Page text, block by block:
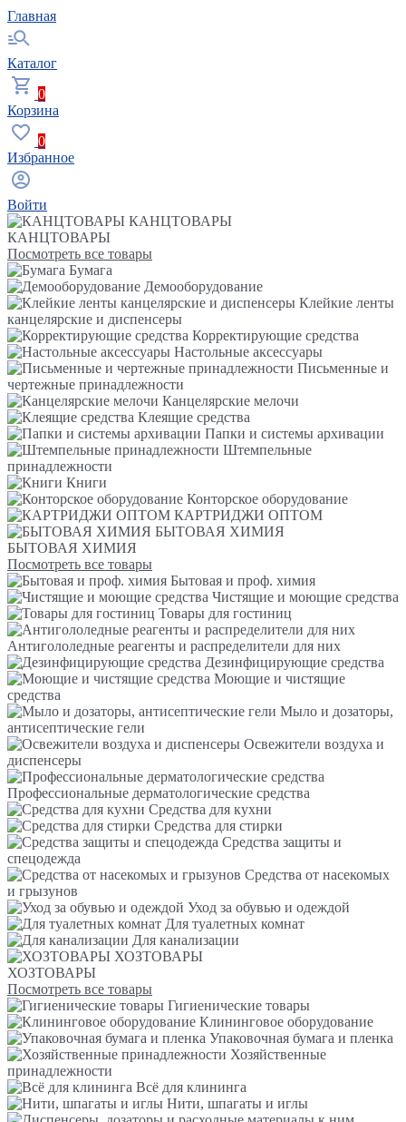
Главная
Каталог
0
Корзина
0
Избранное
Войти
КАНЦТОВАРЫ
КАНЦТОВАРЫ
Посмотреть все товары
Бумага
Демооборудование
Клейкие ленты
канцелярские и диспенсеры
Корректирующие средства
Настольные аксессуары
Письменные и
чертежные принадлежности
Канцелярские мелочи
Клеящие средства
Папки и системы архивации
Штемпельные
принадлежности
Книги
Конторское оборудование
КАРТРИДЖИ ОПТОМ
БЫТОВАЯ ХИМИЯ
БЫТОВАЯ ХИМИЯ
Посмотреть все товары
Бытовая и проф. химия
Чистящие и моющие средства
Товары для гостиниц
Антигололедные реагенты и распределители для них
Дезинфицирующие средства
Моющие и чистящие
средства
Мыло и дозаторы,
антисептические гели
Освежители воздуха и
диспенсеры
Профессиональные дерматологические средства
Средства для кухни
Средства для стирки
Средства защиты и
спецодежда
Средства от насекомых
и грызунов
Уход за обувью и одеждой
Для туалетных комнат
Для канализации
ХОЗТОВАРЫ
ХОЗТОВАРЫ
Посмотреть все товары
Гигиенические товары
Клининговое оборудование
Упаковочная бумага и пленка
Хозяйственные
принадлежности
Всё для клининга
Нити, шпагаты и иглы